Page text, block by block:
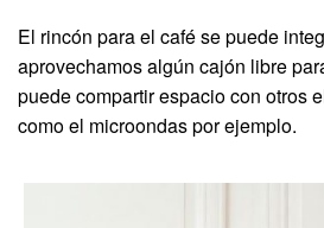
El rincón para el café se puede
aprovechamos algún cajón libre
puede compartir espacio con otros
como el microondas por ejemplo.